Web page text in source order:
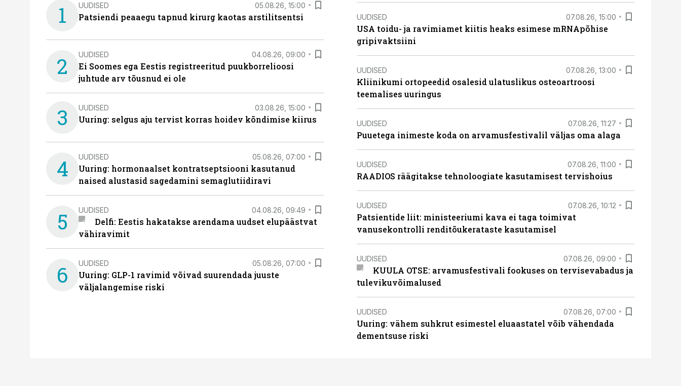
1 UUDISED 05.08.26, 15:00
Patsiendi peaaegu tapnud kirurg kaotas arstilitsentsi
2 UUDISED 04.08.26, 09:00
Ei Soomes ega Eestis registreeritud puukborrelioosi
juhtude arv tõusnud ei ole
3 UUDISED 03.08.26, 15:00
Uuring: selgus aju tervist korras hoidev kõndimise kiirus
4 UUDISED 05.08.26, 07:00
Uuring: hormonaalset kontratseptsiooni kasutanud
naised alustasid sagedamini semaglutiidiravi
5 UUDISED 04.08.26, 09:49
Delfi: Eestis hakatakse arendama uudset elupäästvat
vähiravimit
6 UUDISED 05.08.26, 07:00
Uuring: GLP-1 ravimid võivad suurendada juuste
väljalangemise riski
UUDISED 07.08.26, 15:00
USA toidu- ja ravimiamet kiitis heaks esimese mRNApõhise
gripivaktsiini
UUDISED 07.08.26, 13:00
Kliinikumi ortopeedid osalesid ulatuslikus osteoartroosi
teemalises uuringus
UUDISED 07.08.26, 11:27
Puuetega inimeste koda on arvamusfestivalil väljas oma alaga
UUDISED 07.08.26, 11:00
RAADIOS räägitakse tehnoloogiate kasutamisest tervishoius
UUDISED 07.08.26, 10:12
Patsientide liit: ministeeriumi kava ei taga toimivat
vanusekontrolli renditõukerataste kasutamisel
UUDISED 07.08.26, 09:00
KUULA OTSE: arvamusfestivali fookuses on tervisevabadus ja
tulevikuvõimalused
UUDISED 07.08.26, 07:00
Uuring: vähem suhkrut esimestel eluaastatel võib vähendada
dementsuse riski